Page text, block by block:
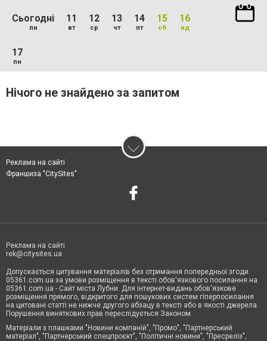
Сьогодні
пн
11
вт
12
ср
13
чт
14
пт
15
сб
16
нд
17
пн
Нічого не знайдено за запитом
Реклама на сайті
Франшиза "CitySites"
Реклама на сайті
rek@citysites.ua
Допускається цитування матеріалів без отримання попередньої згоди
05361.com.ua за умови розміщення в тексті обов'язкового посилання на
05361.com.ua - Сайт міста Лубни. Для інтернет-видань обов'язкове
розміщення прямого, відкритого для пошукових систем гіперпосилання
на цитовані статті не нижче другого абзацу в тексті або в якості джерела.
Порушення виняткових прав переслідується Законом.
Матеріали з плашками "Новини компаній", "Промо", "Партнерський
матеріал", "Партнерський спецпроєкт", "Політичні новини", "Пресреліз",